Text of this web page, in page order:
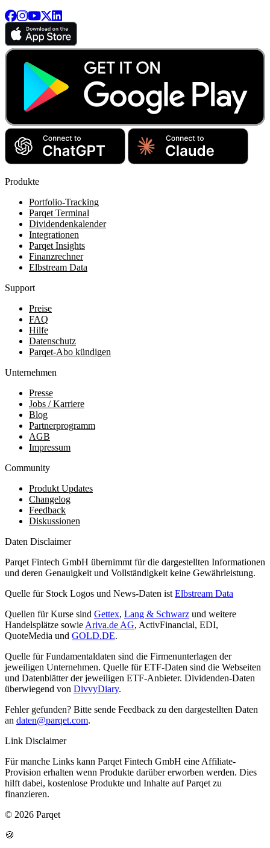
Produkte
Portfolio-Tracking
Parqet Terminal
Dividendenkalender
Integrationen
Parqet Insights
Finanzrechner
Elbstream Data
Support
Preise
FAQ
Hilfe
Datenschutz
Parqet-Abo kündigen
Unternehmen
Presse
Jobs / Karriere
Blog
Partnerprogramm
AGB
Impressum
Community
Produkt Updates
Changelog
Feedback
Diskussionen
Daten Disclaimer
Parqet Fintech GmbH übernimmt für die dargestellten Informationen
und deren Genauigkeit und Vollständigkeit keine Gewährleistung.
Quelle für Stock Logos und News-Daten ist Elbstream Data
Quellen für Kurse sind Gettex, Lang & Schwarz und weitere
Handelsplätze sowie Ariva.de AG, ActivFinancial, EDI,
QuoteMedia und GOLD.DE.
Quelle für Fundamentaldaten sind die Firmenunterlagen der
jeweiligen Unternehmen. Quelle für ETF-Daten sind die Webseiten
und Datenblätter der jeweiligen ETF-Anbieter. Dividenden-Daten
überwiegend von DivvyDiary.
Fehler gefunden? Bitte sende Feedback zu den dargestellten Daten
an daten@parqet.com.
Link Disclaimer
Für manche Links kann Parqet Fintech GmbH eine Affiliate-
Provision erhalten wenn Produkte darüber erworben werden. Dies
hilft dabei, kostenlose Produkte und Inhalte auf Parqet zu
finanzieren.
© 2026 Parqet
🍪